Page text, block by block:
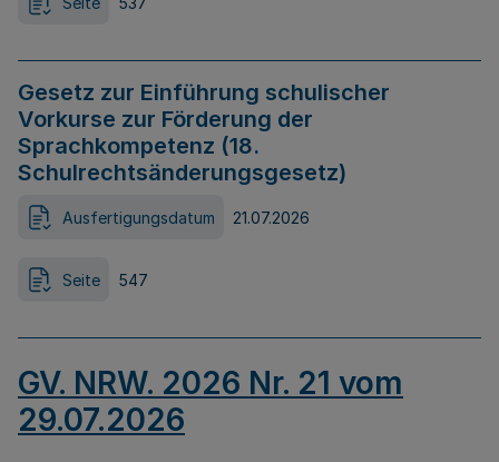
Gesetz zur Einführung schulischer
Vorkurse zur Förderung der
Sprachkompetenz (18.
Schulrechtsänderungsgesetz)
Ausfertigungsdatum 21.07.2026
Seite 547
GV. NRW. 2026 Nr. 21 vom
29.07.2026